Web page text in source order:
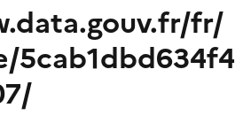
fr/
5cab1dbd634f4